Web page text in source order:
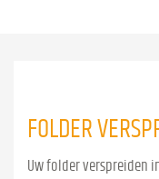
FOLDER
Uw folder verspreiden